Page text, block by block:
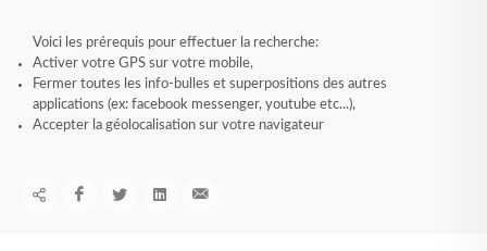
Voici les prérequis pour effectuer la recherche:
Activer votre GPS sur votre mobile,
Fermer toutes les info-bulles et superpositions des autres
applications (ex: facebook messenger, youtube etc...),
Accepter la géolocalisation sur votre navigateur